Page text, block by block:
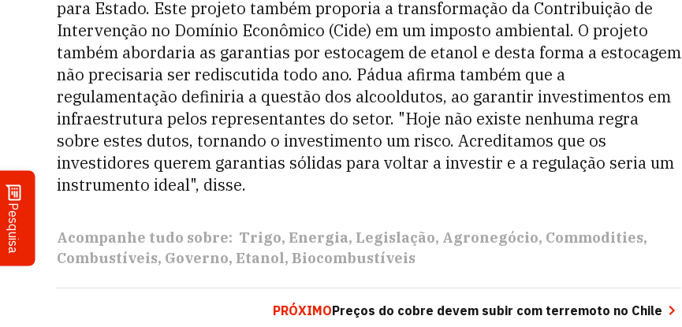
Pesquisa
para Estado. Este projeto também proporia a transformação da Contribuição de
Intervenção no Domínio Econômico (Cide) em um imposto ambiental. O projeto
também abordaria as garantias por estocagem de etanol e desta forma a estocagem
não precisaria ser rediscutida todo ano. Pádua afirma também que a
regulamentação definiria a questão dos alcooldutos, ao garantir investimentos em
infraestrutura pelos representantes do setor. "Hoje não existe nenhuma regra
sobre estes dutos, tornando o investimento um risco. Acreditamos que os
investidores querem garantias sólidas para voltar a investir e a regulação seria um
instrumento ideal", disse.
Acompanhe tudo sobre: Trigo Energia Legislação Agronegócio Commodities
Combustíveis Governo Etanol Biocombustíveis
PRÓXIMOPreços do cobre devem subir com terremoto no Chile